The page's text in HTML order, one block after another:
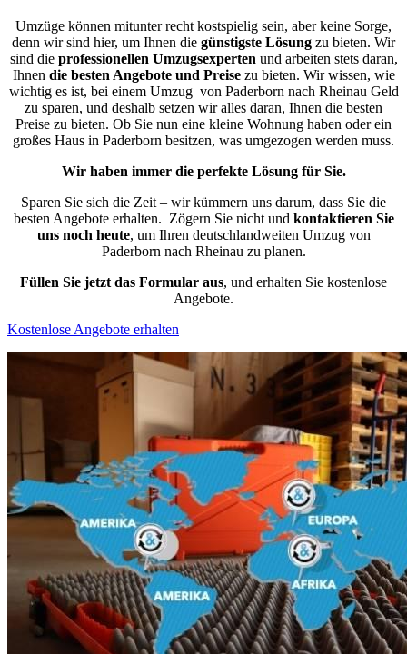
Umzüge können mitunter recht kostspielig sein, aber keine Sorge,
denn wir sind hier, um Ihnen die günstigste Lösung zu bieten. Wir
sind die professionellen Umzugsexperten und arbeiten stets daran,
Ihnen die besten Angebote und Preisezu bieten. Wir wissen, wie
wichtig es ist, bei einem Umzug von Paderborn nach Rheinau Geld
zu sparen, und deshalb setzen wir alles daran, Ihnen die besten
Preise zu bieten. Ob Sie nun eine kleine Wohnung haben oder ein
großes Haus in Paderborn besitzen, was umgezogen werden muss.
Wir haben immer die perfekte Lösung für Sie.
Sparen Sie sich die Zeit – wir kümmern uns darum, dass Sie die
besten Angebote erhalten. Zögern Sie nicht und kontaktieren Sie
uns noch heute, um Ihren deutschlandweiten Umzug von
Paderborn nach Rheinau zu planen.
Füllen Sie jetzt das Formular aus, und erhalten Sie kostenlose
Angebote.
Kostenlose Angebote erhalten